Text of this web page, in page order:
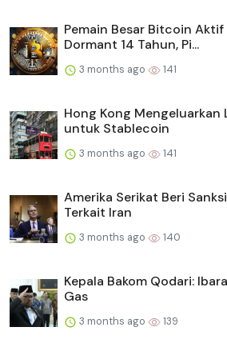
Pemain Besar Bitcoin
Dormant 14 Tahun, Pi...
3 months ago 141
Hong Kong Mengeluarkan
untuk Stablecoin
3 months ago 141
Amerika Serikat Beri
Terkait Iran
3 months ago 140
Kepala Bakom Qodari:
Gas
3 months ago 139